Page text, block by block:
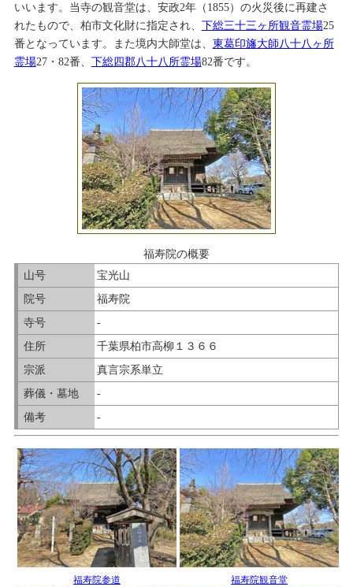
いいます。当寺の観音堂は、安政2年（1855）の火災後に再建さ
れたもので、柏市文化財に指定され、 下総三十三ヶ所観音霊場25
番となっています。また境内大師堂は、 東葛印旛大師八十八ヶ所
霊場27・82番、 下総四郡八十八所霊場82番です。
福寿院の概要
山号
宝光山
院号
福寿院
寺号
-
住所
千葉県柏市高柳１３６６
宗派
真言宗系単立
葬儀・墓地
-
備考
-
福寿院参道 福寿院観音堂